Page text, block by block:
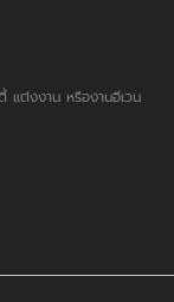
แต่งงาน หรืองานอีเวน